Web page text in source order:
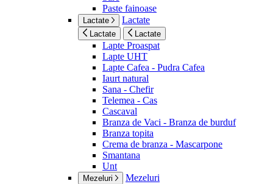
Paste fainoase
Lactate Lactate
Lactate Lactate
Lapte Proaspat
Lapte UHT
Lapte Cafea - Pudra Cafea
Iaurt natural
Sana - Chefir
Telemea - Cas
Cascaval
Branza de Vaci - Branza de burduf
Branza topita
Crema de branza - Mascarpone
Smantana
Unt
Mezeluri Mezeluri